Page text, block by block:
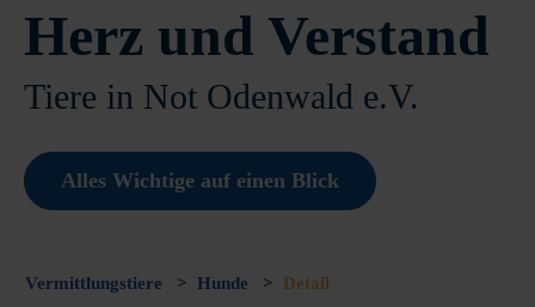
Herz und Verstand
Tiere in Not Odenwald e.V.
Alles Wichtige auf einen Blick
Vermittlungstiere > Hunde > Detail